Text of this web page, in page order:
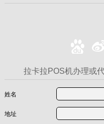
拉卡拉POS机办理或
姓名
地址